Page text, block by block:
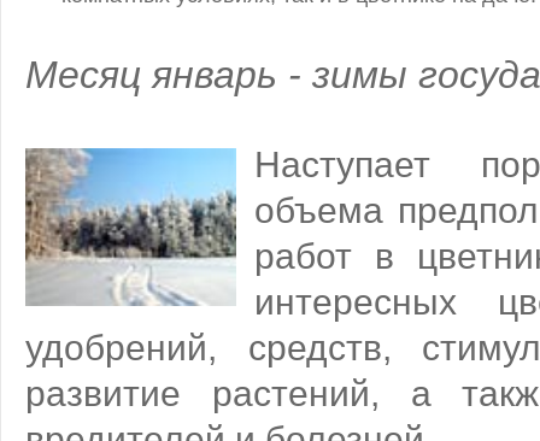
Месяц январь - зимы
Наступает
объема
работ в
интересных
удобрений, средств,
развитие растений, а